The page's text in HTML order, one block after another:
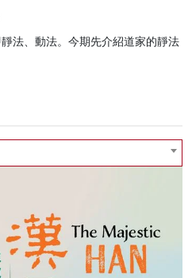
法、動法。今期先介紹道家的靜法